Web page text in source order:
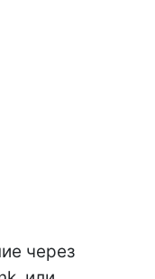
через